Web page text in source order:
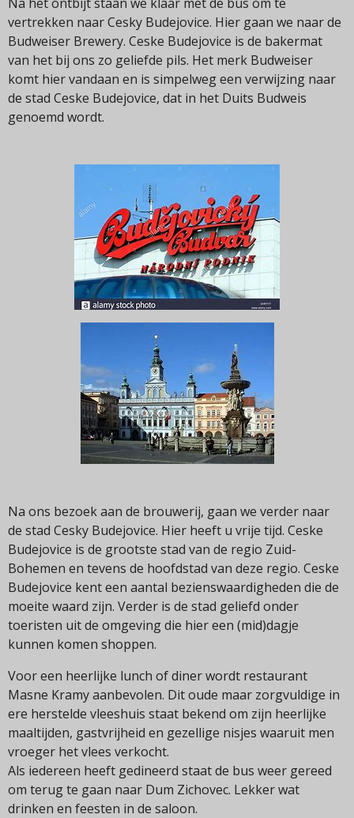
vertrekken naar Cesky Budejovice. Hier gaan we naar de
Budweiser Brewery. Ceske Budejovice is de bakermat
van het bij ons zo geliefde pils. Het merk Budweiser
komt hier vandaan en is simpelweg een verwijzing naar
de stad Ceske Budejovice, dat in het Duits Budweis
genoemd wordt.
Na ons bezoek aan de brouwerij, gaan we verder naar
de stad Cesky Budejovice. Hier heeft u vrije tijd. Ceske
Budejovice is de grootste stad van de regio Zuid-
Bohemen en tevens de hoofdstad van deze regio. Ceske
Budejovice kent een aantal bezienswaardigheden die de
moeite waard zijn. Verder is de stad geliefd onder
toeristen uit de omgeving die hier een (mid)dagje
kunnen komen shoppen.
Voor een heerlijke lunch of diner wordt restaurant
Masne Kramy aanbevolen. Dit oude maar zorgvuldige in
ere herstelde vleeshuis staat bekend om zijn heerlijke
maaltijden, gastvrijheid en gezellige nisjes waaruit men
vroeger het vlees verkocht.
Als iedereen heeft gedineerd staat de bus weer gereed
om terug te gaan naar Dum Zichovec. Lekker wat
drinken en feesten in de saloon.